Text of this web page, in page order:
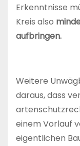
Erkenntnisse
Kreis also
aufbringen.
Weitere
daraus, dass
einem Vorlauf
eigentlichen